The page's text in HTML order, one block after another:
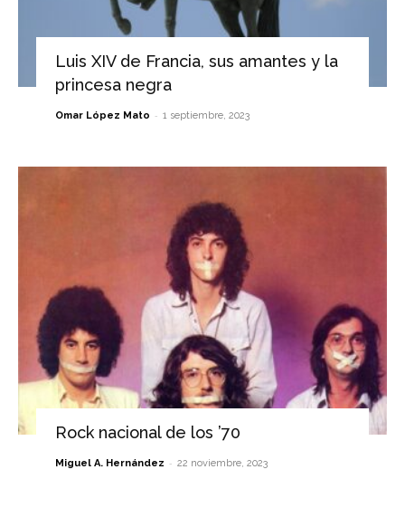
Luis XIV de Francia, sus amantes y la
princesa negra
Omar López Mato - 1 septiembre, 2023
Rock nacional de los ’70
Miguel A. Hernández - 22 noviembre, 2023